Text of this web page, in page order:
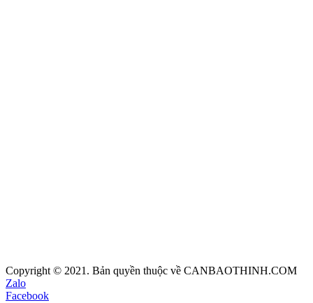
Copyright © 2021. Bản quyền thuộc về CANBAOTHINH.COM
Zalo
Facebook